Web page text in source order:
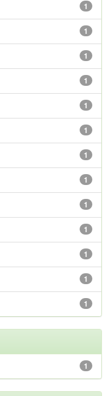
1
1
1
1
1
1
1
1
1
1
1
1
1
1